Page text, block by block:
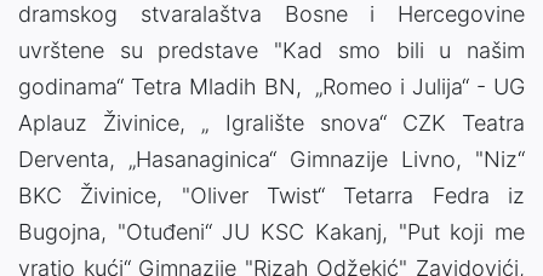
dramskog stvaralaštva Bosne i Hercegovine
uvrštene su predstave "Kad smo bili u našim
godinama“ Tetra Mladih BN, „Romeo i Julija“ - UG
Aplauz Živinice, „ Igralište snova“ CZK Teatra
Derventa, „Hasanaginica“ Gimnazije Livno, "Niz“
BKC Živinice, "Oliver Twist“ Tetarra Fedra iz
Bugojna, "Otuđeni“ JU KSC Kakanj, "Put koji me
vratio kući“ Gimnazije "Rizah Odžekić" Zavidovići,